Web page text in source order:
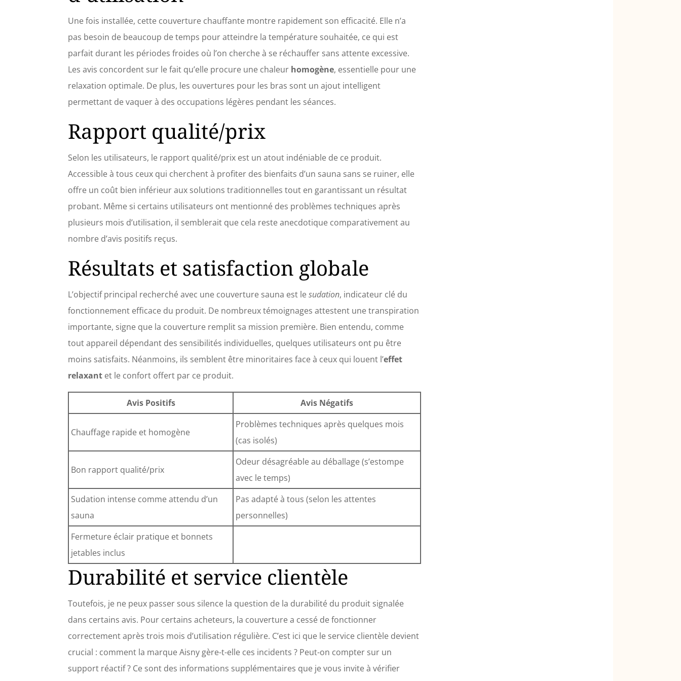
machine cessera de fonctionner pendant 1 minute et
déclenchera une alarme. Il présente les caractéristiques
d'un chauffage à sec antidéflagrant, étanche et étanche,
garantissant votre sécurité lors de son utilisation. 🔥
【Matériaux de Haute Qualité】 : la couverture est
fabriquée en tissu Oxford respectueux de l'environnement
aucune odeur particulière. La puce de contrôle de
température intelligente de haute qualité offre une
seulement à un usage domestique, mais également aux
salons de beauté professionnels. La couverture de sauna
mesure 180 cm (L) x 80 cm (l), ce qui convient à la plupart
des gens.
Une fois installée, cette couverture chauffante montre rapidement son efficacité. Elle n’a
pas besoin de beaucoup de temps pour atteindre la température souhaitée, ce qui est
parfait durant les périodes froides où l’on cherche à se réchauffer sans attente excessive.
Les avis concordent sur le fait qu’elle procure une chaleur homogène, essentielle pour une
relaxation optimale. De plus, les ouvertures pour les bras sont un ajout intelligent
permettant de vaquer à des occupations légères pendant les séances.
Rapport qualité/prix
Selon les utilisateurs, le rapport qualité/prix est un atout indéniable de ce produit.
Accessible à tous ceux qui cherchent à profiter des bienfaits d’un sauna sans se ruiner, elle
offre un coût bien inférieur aux solutions traditionnelles tout en garantissant un résultat
probant. Même si certains utilisateurs ont mentionné des problèmes techniques après
plusieurs mois d’utilisation, il semblerait que cela reste anecdotique comparativement au
nombre d’avis positifs reçus.
Résultats et satisfaction globale
L’objectif principal recherché avec une couverture sauna est lesudation, indicateur clé du
fonctionnement efficace du produit. De nombreux témoignages attestent une transpiration
importante, signe que la couverture remplit sa mission première. Bien entendu, comme
tout appareil dépendant des sensibilités individuelles, quelques utilisateurs ont pu être
moins satisfaits. Néanmoins, ils semblent être minoritaires face à ceux qui louent l’effet
relaxant et le confort offert par ce produit.
Avis Positifs Avis Négatifs
Chauffage rapide et homogène
Problèmes techniques après quelques mois
(cas isolés)
Bon rapport qualité/prix
Odeur désagréable au déballage (s’estompe
avec le temps)
Sudation intense comme attendu d’un
sauna
Pas adapté à tous (selon les attentes
personnelles)
Fermeture éclair pratique et bonnets
jetables inclus
Durabilité et service clientèle
Toutefois, je ne peux passer sous silence la question de la durabilité du produit signalée
dans certains avis. Pour certains acheteurs, la couverture a cessé de fonctionner
correctement après trois mois d’utilisation régulière. C’est ici que le service clientèle devient
crucial : comment la marque Aisny gère-t-elle ces incidents ? Peut-on compter sur un
support réactif ? Ce sont des informations supplémentaires que je vous invite à vérifier